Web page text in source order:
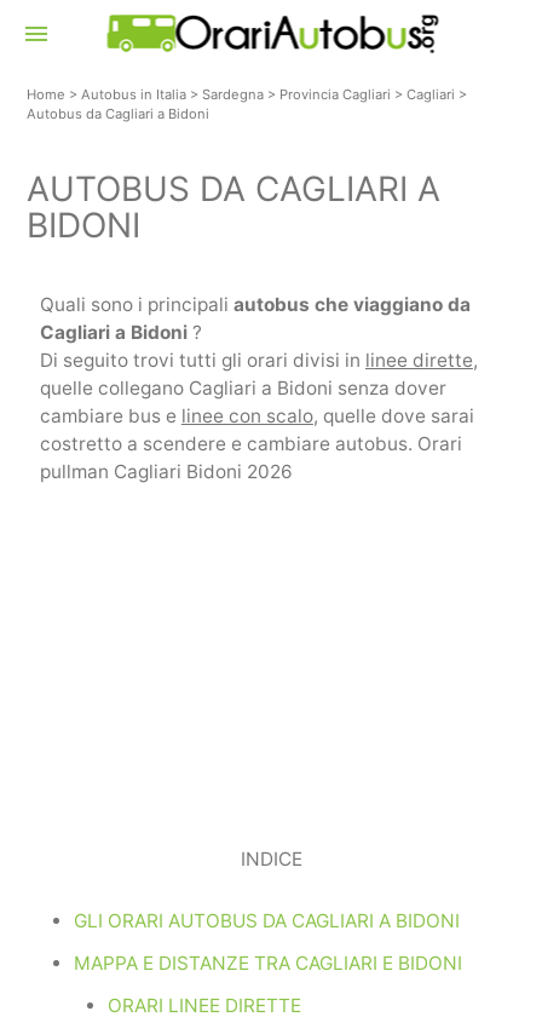
menu
Home >Autobus in Italia >Sardegna > Provincia Cagliari >Cagliari >
Autobus da Cagliari a Bidoni
AUTOBUS DA CAGLIARI A
BIDONI
Quali sono i principali autobus che viaggiano da
Cagliari a Bidoni ?
Di seguito trovi tutti gli orari divisi in linee dirette,
quelle collegano Cagliari a Bidoni senza dover
cambiare bus e linee con scalo, quelle dove sarai
costretto a scendere e cambiare autobus. Orari
pullman Cagliari Bidoni 2026
INDICE
GLI ORARI AUTOBUS DA CAGLIARI A BIDONI
MAPPA E DISTANZE TRA CAGLIARI E BIDONI
ORARI LINEE DIRETTE